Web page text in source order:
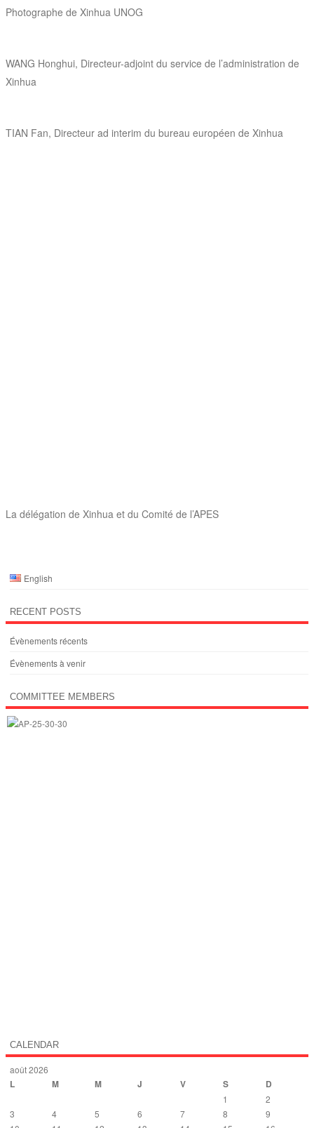
Photographe de Xinhua UNOG
WANG Honghui, Directeur-adjoint du service de l’administration de
Xinhua
TIAN Fan, Directeur ad interim du bureau européen de Xinhua
La délégation de Xinhua et du Comité de l’APES
English
RECENT POSTS
Évènements récents
Évènements à venir
COMMITTEE MEMBERS
CALENDAR
août 2026
L M M J V S D
1
2
3
4 5 6 7 8
9